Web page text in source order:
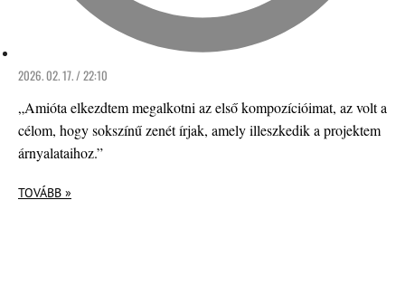
2026. 02. 17. / 22:10
„Amióta elkezdtem megalkotni az első kompozícióimat, az volt a
célom, hogy sokszínű zenét írjak, amely illeszkedik a projektem
árnyalataihoz.”
TOVÁBB »